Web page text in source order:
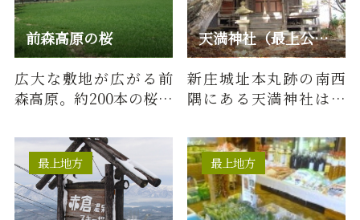
前森高原の桜
広大な敷地が広がる前
森高原。約200本の桜が
期：4月下旬
天満神社（最上公園内）
新庄城址本丸跡の南西
隅にある天満神社は、
旧領秋田県角館時代か
ら尊崇さ…
最上地方 最上地方